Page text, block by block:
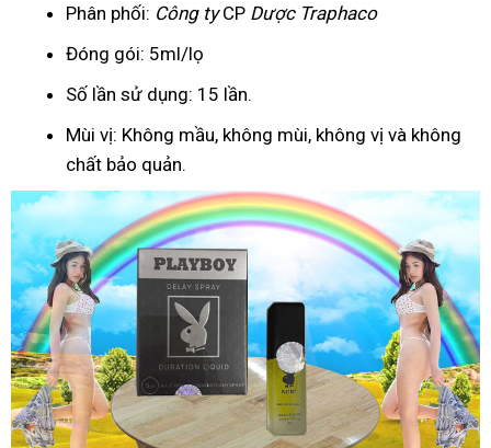
Phân phối: Công tyCP Dược Traphaco
Đóng gói: 5ml/lọ
Số lần sử dụng: 15 lần.
Mùi vị: Không mầu, không mùi, không vị và không
chất bảo quản.